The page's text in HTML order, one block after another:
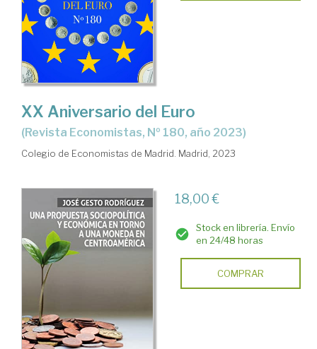
XX Aniversario del Euro
(Revista Economistas, Nº 180, año 2023)
Colegio de Economistas de Madrid. Madrid, 2023
18,00 €
Stock en librería. Envío
en 24/48 horas
COMPRAR